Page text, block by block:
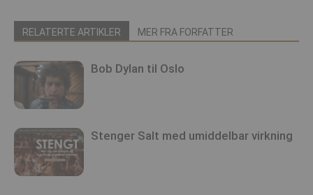
RELATERTE ARTIKLER MER FRA FORFATTER
Bob Dylan til Oslo
Stenger Salt med umiddelbar virkning